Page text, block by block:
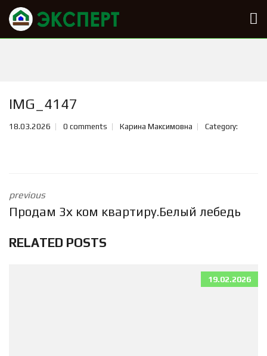
IMG_4147
18.03.2026 0 comments Карина Максимовна Category:
previous
Продам 3х ком квартиру.Белый лебедь
RELATED POSTS
19.02.2026